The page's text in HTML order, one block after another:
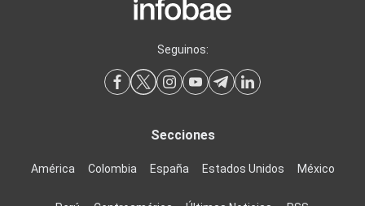
Seguinos:
Secciones
América Colombia España Estados Unidos México